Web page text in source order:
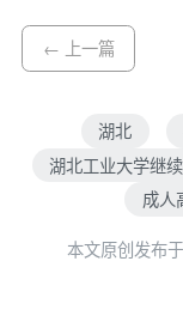
习。
育学校毕业或
生须是已取得
高等学校、高
← 上一篇
湖北
湖北工业大学继
成人
本文原创发布